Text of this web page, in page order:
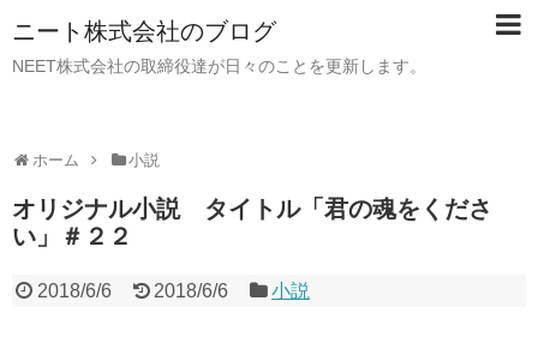
ニート株式会社のブログ
NEET株式会社の取締役達が日々のことを更新します。
ホーム 小説
オリジナル小説 タイトル「君の魂をくださ
い」＃２２
2018/6/6 2018/6/6 小説